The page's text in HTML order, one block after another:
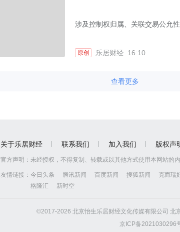
涉及控制权归属、关联交易公允
原创 乐居财经 16:10
查看更多
关于乐居财经 联系我们 加入我们 版权声
官方声明： 未经授权，不得复制、转载或以其他方式使用本网站的
友情链接： 今日头条 腾讯新闻 百度新闻 搜狐新闻 克而瑞
格隆汇
新时空
©2017-2026 北京怡生乐居财经文化传媒有限公司
京ICP备2021030296